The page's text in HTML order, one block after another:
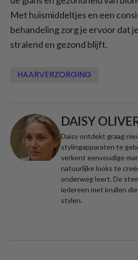
Met huismiddeltjes en een
behandeling zorg je ervoor dat
stralend en gezond blijft.
HAARVERZORGING
DAISY
Daisy ontdekt graag
stylingapparaten te
verkent eenvoudige
natuurlijke looks te
onderweg leert. De
iedereen met krullen
stylen.